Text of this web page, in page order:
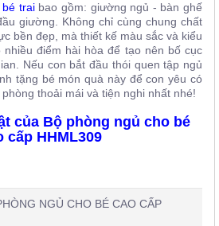
bé traibao gồm: giường ngủ - bàn ghế
giường. Không chỉ cùng chung chất
bền đẹp, mà thiết kế màu sắc và kiểu
điểm hài hòa để tạo nên bố cục
Nếu con bắt đầu thói quen tập ngủ
tặng bé món quà này để con yêu có
thoải mái và tiện nghi nhất nhé!
của Bộ phòng ngủ cho bé
cấp HHML309
NGỦ CHO BÉ CAO CẤP